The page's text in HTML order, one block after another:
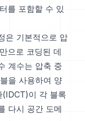
를 포함할 수 있
은 기본적으로 압
으로 코딩된 데
계수는 압축 중
을 사용하여 양
(IDCT)이 각 블록
다시 공간 도메